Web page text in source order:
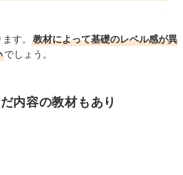
す。
教材によって基礎のレベル感が異
でしょう。
内容の教材もあり